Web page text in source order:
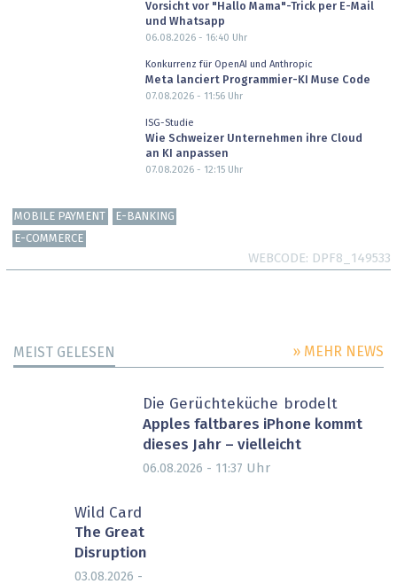
Vorsicht vor "Hallo Mama"-Trick per E-Mail
und Whatsapp
06.08.2026 - 16:40 Uhr
Konkurrenz für OpenAI und Anthropic
Meta lanciert Programmier-KI Muse Code
07.08.2026 - 11:56Uhr
ISG-Studie
Wie Schweizer Unternehmen ihre Cloud
an KI anpassen
07.08.2026 - 12:15Uhr
MOBILE PAYMENT
E-BANKING
E-COMMERCE
WEBCODE DPF8_149533
MEIST GELESEN » MEHR NEWS
Die Gerüchteküche brodelt
Apples faltbares iPhone kommt
dieses Jahr – vielleicht
06.08.2026 - 11:37 Uhr
Wild Card
The Great
Disruption
03.08.2026 -